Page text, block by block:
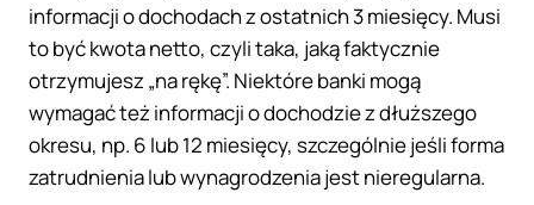
informacji o dochodach z ostatnich 3 miesięcy. Musi
to być kwota netto, czyli taka, jaką faktycznie
otrzymujesz „na rękę”. Niektóre banki mogą
wymagać też informacji o dochodzie z dłuższego
okresu, np. 6 lub 12 miesięcy, szczególnie jeśli forma
zatrudnienia lub wynagrodzenia jest nieregularna.